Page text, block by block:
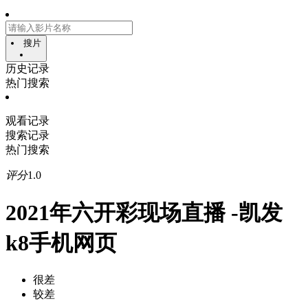
搜片
历史记录
热门搜索
观看记录
搜索记录
热门搜索
评分1.0
2021年六开彩现场直播 -凯发
k8手机网页
很差
较差